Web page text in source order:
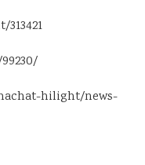
hilight/news-